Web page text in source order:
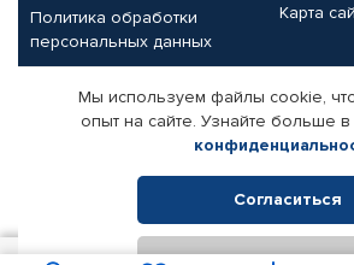
Политика обработки
персональных данных
Карта
Партнерам
Корпоративным клиентам
Поставщикам
Мы используем файлы cookie,
опыт на сайте. Узнайте больше
Согласиться
Отклонить